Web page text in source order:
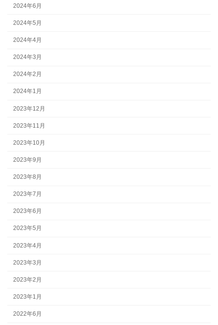
2024年6月
2024年5月
2024年4月
2024年3月
2024年2月
2024年1月
2023年12月
2023年11月
2023年10月
2023年9月
2023年8月
2023年7月
2023年6月
2023年5月
2023年4月
2023年3月
2023年2月
2023年1月
2022年6月